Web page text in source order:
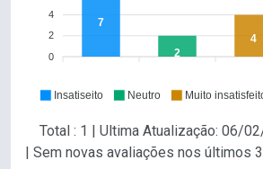
4
2
0
7
2
4
Insatiseito Neutro Muito
Total : 1 | Ultima Atualização: 06/
| Sem novas avaliações nos últimos